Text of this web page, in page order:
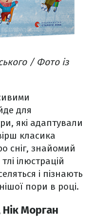
/ Фото із
для
які адаптували
класика
сніг, знайомий
ілюстрацій
і пізнають
пори в році.
Морган